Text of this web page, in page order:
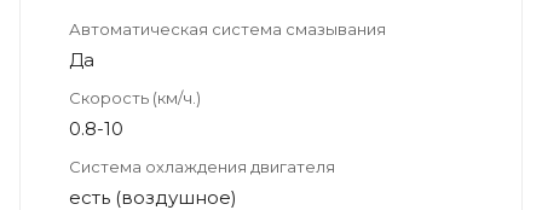
Автоматическая система смазывания
Да
Скорость (км/ч.)
0.8-10
Система охлаждения двигателя
есть (воздушное)